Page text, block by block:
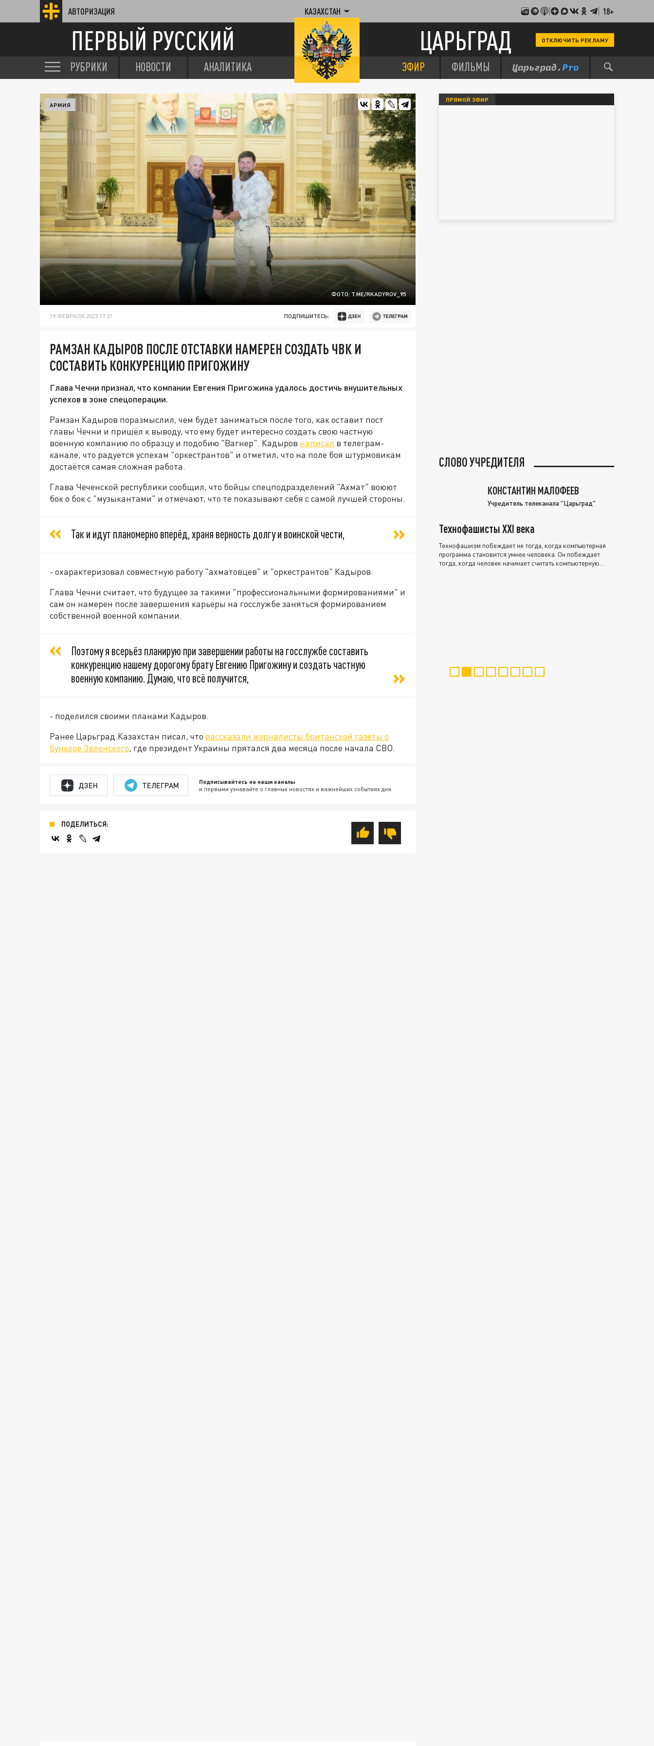
АВТОРИЗАЦИЯ КАЗАХСТАН 18+
ПЕРВЫЙ РУССКИЙ ЦАРЬГРАД ОТКЛЮЧИТЬ РЕКЛАМУ
РУБРИКИ НОВОСТИ АНАЛИТИКА ЭФИР ФИЛЬМЫ
ФОТО: T.ME/RKADYROV_95
АРМИЯ
19 ФЕВРАЛЯ 2023 17:31 ПОДПИШИТЕСЬ:
РАМЗАН КАДЫРОВ ПОСЛЕ ОТСТАВКИ НАМЕРЕН СОЗДАТЬ ЧВК И
СОСТАВИТЬ КОНКУРЕНЦИЮ ПРИГОЖИНУ
Глава Чечни признал, что компании Евгения Пригожина удалось достичь внушительных
успехов в зоне спецоперации.
Рамзан Кадыров поразмыслил, чем будет заниматься после того, как оставит пост
главы Чечни и пришёл к выводу, что ему будет интересно создать свою частную
военную компанию по образцу и подобию "Вагнер". Кадыров написал в телеграм-
канале, что радуется успехам "оркестрантов" и отметил, что на поле боя штурмовикам
достаётся самая сложная работа.
Глава Чеченской республики сообщил, что бойцы спецподразделений "Ахмат" воюют
бок о бок с "музыкантами" и отмечают, что те показывают себя с самой лучшей стороны.
Так и идут планомерно вперёд, храня верность долгу и воинской чести,
- охарактеризовал совместную работу "ахматовцев" и "оркестрантов" Кадыров.
Глава Чечни считает, что будущее за такими "профессиональными формированиями" и
сам он намерен после завершения карьеры на госслужбе заняться формированием
собственной военной компании.
Поэтому я всерьёз планирую при завершении работы на госслужбе составить
конкуренцию нашему дорогому брату Евгению Пригожину и создать частную
военную компанию. Думаю, что всё получится,
- поделился своими планами Кадыров.
Ранее Царьград.Казахстан писал, что рассказали журналисты британской газеты о
бункере Зеленского, где президент Украины прятался два месяца после начала СВО.
ДЗЕН ТЕЛЕГРАМ Подписывайтесь на наши каналы
и первыми узнавайте о главных новостях и важнейших событиях дня.
ПОДЕЛИТЬСЯ:
ПРЯМОЙ ЭФИР
СЛОВО УЧРЕДИТЕЛЯ
КОНСТАНТИН МАЛОФЕЕВ
Учредитель телеканала "Царьград"
Технофашисты XXI века
Технофашизм побеждает не тогда, когда компьютерная
программа становится умнее человека. Он побеждает
тогда, когда человек начинает считать компьютерную